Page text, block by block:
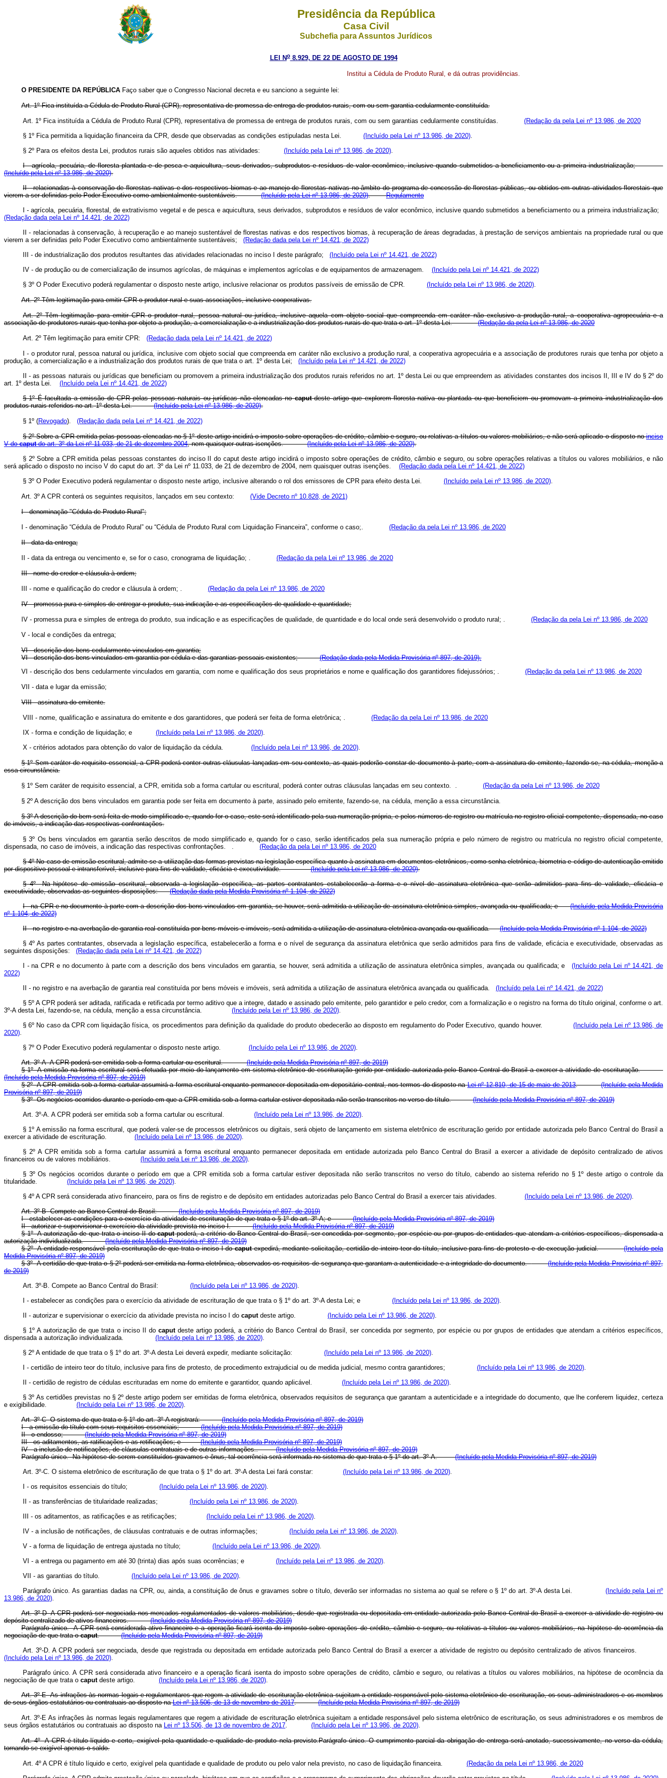
Presidência da República
Casa Civil
Subchefia para Assuntos Jurídicos
LEI No8.929, DE 22 DE AGOSTO DE 1994
Institui a Cédula de Produto Rural, e dá outras providências.
O PRESIDENTE DA REPÚBLICA Faço saber que o Congresso Nacional decreta e eu sanciono a seguinte lei:
Art. 1º Fica instituída a Cédula de Produto Rural (CPR), representativa de promessa de entrega de produtos rurais, com ou sem garantia cedularmente constituída.
Art. 1º Fica instituída a Cédula de Produto Rural (CPR), representativa de promessa de entrega de produtos rurais, com ou sem garantias cedularmente constituídas.
(Redação da pela Lei nº 13.986, de 2020
§ 1º Fica permitida a liquidação financeira da CPR, desde que observadas as condições estipuladas nesta Lei.
(Incluído pela Lei nº 13.986, de 2020).
§ 2º Para os efeitos desta Lei, produtos rurais são aqueles obtidos nas atividades:
(Incluído pela Lei nº 13.986, de 2020).
I - agrícola, pecuária, de floresta plantada e de pesca e aquicultura, seus derivados, subprodutos e resíduos de valor econômico, inclusive quando submetidos a beneficiamento ou a primeira industrialização;
(Incluído pela Lei nº 13.986, de 2020).
II - relacionadas à conservação de florestas nativas e dos respectivos biomas e ao manejo de florestas nativas no âmbito do programa de concessão de florestas públicas, ou obtidos em outras atividades florestais que
vierem a ser definidas pelo Poder Executivo como ambientalmente sustentáveis.
(Incluído pela Lei nº 13.986, de 2020).Regulamento
I - agrícola, pecuária, florestal , de extrativismo vegetal e de pesca e aquicultura, seus derivados, subprodutos e resíduos de valor econômico, inclusive quando submetidos a beneficiamento ou a primeira industrialização;
(Redação dada pela Lei nº 14.421, de 2022)
II - relacionadas à conservação, à recuperação e ao manejo sustentável de florestas nativas e dos respectivos biomas, à recuperação de áreas degradadas, à prestação de serviços ambientais na propriedade rural ou que
vierem a ser definidas pelo Poder Executivo como ambientalmente sustentáveis; (Redação dada pela Lei nº 14.421, de 2022)
III - de industrialização dos produtos resultantes das atividades relacionadas no inciso I deste parágrafo; (Incluído pela Lei nº 14.421, de 2022)
IV - de produção ou de comercialização de insumos agrícolas, de máquinas e implementos agrícolas e de equipamentos de armazenagem. (Incluído pela Lei nº 14.421, de 2022)
§ 3º O Poder Executivo poderá regulamentar o disposto neste artigo, inclusive relacionar os produtos passíveis de emissão de CPR.
(Incluído pela Lei nº 13.986, de 2020).
Art. 2º Têm legitimação para emitir CPR o produtor rural e suas associações, inclusive cooperativas.
Art. 2º Têm legitimação para emitir CPR o produtor rural, pessoa natural ou jurídica, inclusive aquela com objeto social que compreenda em caráter não exclusivo a produção rural, a cooperativa agropecuária e a
associação de produtores rurais que tenha por objeto a produção, a comercialização e a industrialização dos produtos rurais de que trata o art. 1º desta Lei.
(Redação da pela Lei nº 13.986, de 2020
Art. 2º Têm legitimação para emitir CPR: (Redação dada pela Lei nº 14.421, de 2022)
I - o produtor rural, pessoa natural ou jurídica, inclusive com objeto social que compreenda em caráter não exclusivo a produção rural, a cooperativa agropecuária e a associação de produtores rurais que tenha por objeto a
produção, a comercialização e a industrialização dos produtos rurais de que trata o art. 1º desta Lei; (Incluído pela Lei nº 14.421, de 2022)
II - as pessoas naturais ou jurídicas que beneficiam ou promovem a primeira industrialização dos produtos rurais referidos no art. 1º desta Lei ou que empreendem as atividades constantes dos incisos II, III e IV do § 2º do
art. 1º desta Lei. (Incluído pela Lei nº 14.421, de 2022)
§ 1º É facultada a emissão de CPR pelas pessoas naturais ou jurídicas não elencadas nocaputdeste artigo que explorem floresta nativa ou plantada ou que beneficiem ou promovam a primeira industrialização dos
produtos rurais referidos no art. 1º desta Lei.
(Incluído pela Lei nº 13.986, de 2020).
§ 1º (Revogado). (Redação dada pela Lei nº 14.421, de 2022)
§ 2º Sobre a CPR emitida pelas pessoas elencadas no § 1º deste artigo incidirá o imposto sobre operações de crédito, câmbio e seguro, ou relativas a títulos ou valores mobiliários, e não será aplicado o disposto noinciso
V docaputdo art. 3º da Lei nº 11.033, de 21 de dezembro 2004, nem quaisquer outras isenções. (Incluído pela Lei nº 13.986, de 2020).
§ 2º Sobre a CPR emitida pelas pessoas constantes do inciso II do caputdeste artigo incidirá o imposto sobre operações de crédito, câmbio e seguro, ou sobre operações relativas a títulos ou valores mobiliários, e não
será aplicado o disposto no inciso V do caput do art. 3º da Lei nº 11.033, de 21 de dezembro de 2004, nem quaisquer outras isenções. (Redação dada pela Lei nº 14.421, de 2022)
§ 3º O Poder Executivo poderá regulamentar o disposto neste artigo, inclusive alterando o rol dos emissores de CPR para efeito desta Lei.
(Incluído pela Lei nº 13.986, de 2020).
Art. 3º A CPR conterá os seguintes requisitos, lançados em seu contexto: (Vide Decreto nº 10.828, de 2021)
I - denominação "Cédula de Produto Rural";
I - denominação “Cédula de Produto Rural” ou “Cédula de Produto Rural com Liquidação Financeira”, conforme o caso;. (Redação da pela Lei nº 13.986, de 2020
II - data da entrega;
II - data da entrega ou vencimento e, se for o caso, cronograma de liquidação; . (Redação da pela Lei nº 13.986, de 2020
III - nome do credor e cláusula à ordem;
III - nome e qualificação do credor e cláusula à ordem; . (Redação da pela Lei nº 13.986, de 2020
IV - promessa pura e simples de entregar o produto, sua indicação e as especificações de qualidade e quantidade;
IV - promessa pura e simples de entrega do produto, sua indicação e as especificações de qualidade, de quantidade e do local onde será desenvolvido o produto rural; . (Redação da pela Lei nº 13.986, de 2020
V - local e condições da entrega;
VI - descrição dos bens cedularmente vinculados em garantia;
VI - descrição dos bens vinculados em garantia por cédula e das garantias pessoais existentes;(Redação dada pela Medida Provisória nº 897, de 2019).
VI - descrição dos bens cedularmente vinculados em garantia, com nome e qualificação dos seus proprietários e nome e qualificação dos garantidores fidejussórios; . (Redação da pela Lei nº 13.986, de 2020
VII - data e lugar da emissão;
VIII - assinatura do emitente.
VIII - nome, qualificação e assinatura do emitente e dos garantidores, que poderá ser feita de forma eletrônica; .
(Redação da pela Lei nº 13.986, de 2020
IX - forma e condição de liquidação; e
(Incluído pela Lei nº 13.986, de 2020).
X - critérios adotados para obtenção do valor de liquidação da cédula.
(Incluído pela Lei nº 13.986, de 2020).
§ 1º Sem caráter de requisito essencial, a CPR poderá conter outras cláusulas lançadas em seu contexto, as quais poderão constar de documento à parte, com a assinatura do emitente, fazendo-se, na cédula, menção a
essa circunstância.
§ 1º Sem caráter de requisito essencial, a CPR, emitida sob a forma cartular ou escritural, poderá conter outras cláusulas lançadas em seu contexto. . (Redação da pela Lei nº 13.986, de 2020
§ 2º A descrição dos bens vinculados em garantia pode ser feita em documento à parte, assinado pelo emitente, fazendo-se, na cédula, menção a essa circunstância.
§ 3º A descrição do bem será feita de modo simplificado e, quando for o caso, este será identificado pela sua numeração própria, e pelos números de registro ou matrícula no registro oficial competente, dispensada, no caso
de imóveis, a indicação das respectivas confrontações.
§ 3º Os bens vinculados em garantia serão descritos de modo simplificado e, quando for o caso, serão identificados pela sua numeração própria e pelo número de registro ou matrícula no registro oficial competente,
dispensada, no caso de imóveis, a indicação das respectivas confrontações.
.
(Redação da pela Lei nº 13.986, de 2020
§ 4º No caso de emissão escritural, admite-se a utilização das formas previstas na legislação específica quanto à assinatura em documentos eletrônicos, como senha eletrônica, biometria e código de autenticação emitido
por dispositivo pessoal e intransferível, inclusive para fins de validade, eficácia e executividade.
(Incluído pela Lei nº 13.986, de 2020).
§ 4º Na hipótese de emissão escritural, observada a legislação específica, as partes contratantes estabelecerão a forma e o nível de assinatura eletrônica que serão admitidos para fins de validade, eficácia e
executividade, observadas as seguintes disposições:(Redação dada pela Medida Provisória nº 1.104, de 2022)
I - na CPR e no documento à parte com a descrição dos bens vinculados em garantia, se houver, será admitida a utilização de assinatura eletrônica simples, avançada ou qualificada; e(Incluído pela Medida Provisória
nº 1.104, de 2022)
II - no registro e na averbação de garantia real constituída por bens móveis e imóveis, será admitida a utilização de assinatura eletrônica avançada ou qualificada.(Incluído pela Medida Provisória nº 1.104, de 2022)
§ 4º As partes contratantes, observada a legislação específica, estabelecerão a forma e o nível de segurança da assinatura eletrônica que serão admitidos para fins de validade, eficácia e executividade, observadas as
seguintes disposições: (Redação dada pela Lei nº 14.421, de 2022)
I - na CPR e no documento à parte com a descrição dos bens vinculados em garantia, se houver, será admitida a utilização de assinatura eletrônica simples, avançada ou qualificada; e(Incluído pela Lei nº 14.421, de
2022)
II - no registro e na averbação de garantia real constituída por bens móveis e imóveis, será admitida a utilização de assinatura eletrônica avançada ou qualificada. (Incluído pela Lei nº 14.421, de 2022)
§ 5º A CPR poderá ser aditada, ratificada e retificada por termo aditivo que a integre, datado e assinado pelo emitente, pelo garantidor e pelo credor, com a formalização e o registro na forma do título original, conforme o art.
3º-A desta Lei, fazendo-se, na cédula, menção a essa circunstância.
(Incluído pela Lei nº 13.986, de 2020).
§ 6º No caso da CPR com liquidação física, os procedimentos para definição da qualidade do produto obedecerão ao disposto em regulamento do Poder Executivo, quando houver.
(Incluído pela Lei nº 13.986, de
2020).
§ 7º O Poder Executivo poderá regulamentar o disposto neste artigo.
(Incluído pela Lei nº 13.986, de 2020).
Art. 3º-A A CPR poderá ser emitida sob a forma cartular ou escritural.(Incluído pela Medida Provisória nº 897, de 2019)
§ 1º A emissão na forma escritural será efetuada por meio do lançamento em sistema eletrônico de escrituração gerido por entidade autorizada pelo Banco Central do Brasil a exercer a atividade de escrituração.
(Incluído pela Medida Provisória nº 897, de 2019)
§ 2º A CPR emitida sob a forma cartular assumirá a forma escritural enquanto permanecer depositada em depositário central, nos termos do disposto naLei nº 12.810, de 15 de maio de 2013.(Incluído pela Medida
Provisória nº 897, de 2019)
§ 3º Os negócios ocorridos durante o período em que a CPR emitida sob a forma cartular estiver depositada não serão transcritos no verso do título.(Incluído pela Medida Provisória nº 897, de 2019)
Art. 3º-A. A CPR poderá ser emitida sob a forma cartular ou escritural.
(Incluído pela Lei nº 13.986, de 2020).
§ 1º A emissão na forma escritural, que poderá valer-se de processos eletrônicos ou digitais, será objeto de lançamento em sistema eletrônico de escrituração gerido por entidade autorizada pelo Banco Central do Brasil a
exercer a atividade de escrituração.
(Incluído pela Lei nº 13.986, de 2020).
§ 2º A CPR emitida sob a forma cartular assumirá a forma escritural enquanto permanecer depositada em entidade autorizada pelo Banco Central do Brasil a exercer a atividade de depósito centralizado de ativos
financeiros ou de valores mobiliários.
(Incluído pela Lei nº 13.986, de 2020).
§ 3º Os negócios ocorridos durante o período em que a CPR emitida sob a forma cartular estiver depositada não serão transcritos no verso do título, cabendo ao sistema referido no § 1º deste artigo o controle da
titularidade.
(Incluído pela Lei nº 13.986, de 2020).
§ 4º A CPR será considerada ativo financeiro, para os fins de registro e de depósito em entidades autorizadas pelo Banco Central do Brasil a exercer tais atividades.
(Incluído pela Lei nº 13.986, de 2020).
Art. 3º-B Compete ao Banco Central do Brasil:(Incluído pela Medida Provisória nº 897, de 2019)
I - estabelecer as condições para o exercício da atividade de escrituração de que trata o § 1º do art. 3º-A; e(Incluído pela Medida Provisória nº 897, de 2019)
II - autorizar e supervisionar o exercício da atividade prevista no inciso I.
(Incluído pela Medida Provisória nº 897, de 2019)
§ 1º A autorização de que trata o inciso II docaputpoderá, a critério do Banco Central do Brasil, ser concedida por segmento, por espécie ou por grupos de entidades que atendam a critérios específicos, dispensada a
autorização individualizada.(Incluído pela Medida Provisória nº 897, de 2019)
§ 2º A entidade responsável pela escrituração de que trata o inciso I docaputexpedirá, mediante solicitação, certidão de inteiro teor do título, inclusive para fins de protesto e de execução judicial.
(Incluído pela
Medida Provisória nº 897, de 2019)
§ 3º A certidão de que trata o § 2º poderá ser emitida na forma eletrônica, observados os requisitos de segurança que garantam a autenticidade e a integridade do documento.
(Incluído pela Medida Provisória nº 897,
de 2019)
Art. 3º-B. Compete ao Banco Central do Brasil:
(Incluído pela Lei nº 13.986, de 2020).
I - estabelecer as condições para o exercício da atividade de escrituração de que trata o § 1º do art. 3º-A desta Lei; e
(Incluído pela Lei nº 13.986, de 2020).
II - autorizar e supervisionar o exercício da atividade prevista no inciso I do caput deste artigo. (Incluído pela Lei nº 13.986, de 2020).
§ 1º A autorização de que trata o inciso II do caput deste artigo poderá, a critério do Banco Central do Brasil, ser concedida por segmento, por espécie ou por grupos de entidades que atendam a critérios específicos,
dispensada a autorização individualizada.
(Incluído pela Lei nº 13.986, de 2020).
§ 2º A entidade de que trata o § 1º do art. 3º-A desta Lei deverá expedir, mediante solicitação:
(Incluído pela Lei nº 13.986, de 2020).
I - certidão de inteiro teor do título, inclusive para fins de protesto, de procedimento extrajudicial ou de medida judicial, mesmo contra garantidores;
(Incluído pela Lei nº 13.986, de 2020).
II - certidão de registro de cédulas escrituradas em nome do emitente e garantidor, quando aplicável.
(Incluído pela Lei nº 13.986, de 2020).
§ 3º As certidões previstas no § 2º deste artigo podem ser emitidas de forma eletrônica, observados requisitos de segurança que garantam a autenticidade e a integridade do documento, que lhe conferem liquidez, certeza
e exigibilidade.
(Incluído pela Lei nº 13.986, de 2020).
Art. 3º-C O sistema de que trata o § 1º do art. 3º-A registrará:(Incluído pela Medida Provisória nº 897, de 2019)
I - a emissão do título com seus requisitos essenciais;(Incluído pela Medida Provisória nº 897, de 2019)
II - o endosso;(Incluído pela Medida Provisória nº 897, de 2019)
III - os aditamentos, as ratificações e as retificações; e(Incluído pela Medida Provisória nº 897, de 2019)
IV - a inclusão de notificações, de cláusulas contratuais e de outras informações..
(Incluído pela Medida Provisória nº 897, de 2019)
Parágrafo único. Na hipótese de serem constituídos gravames e ônus, tal ocorrência será informada no sistema de que trata o § 1º do art. 3º-A.
(Incluído pela Medida Provisória nº 897, de 2019)
Art. 3º-C. O sistema eletrônico de escrituração de que trata o § 1º do art. 3º-A desta Lei fará constar:
(Incluído pela Lei nº 13.986, de 2020).
I - os requisitos essenciais do título;
(Incluído pela Lei nº 13.986, de 2020).
II - as transferências de titularidade realizadas;
(Incluído pela Lei nº 13.986, de 2020).
III - os aditamentos, as ratificações e as retificações;
(Incluído pela Lei nº 13.986, de 2020).
IV - a inclusão de notificações, de cláusulas contratuais e de outras informações;
(Incluído pela Lei nº 13.986, de 2020).
V - a forma de liquidação de entrega ajustada no título;
(Incluído pela Lei nº 13.986, de 2020).
VI - a entrega ou pagamento em até 30 (trinta) dias após suas ocorrências; e
(Incluído pela Lei nº 13.986, de 2020).
VII - as garantias do título.
(Incluído pela Lei nº 13.986, de 2020).
Parágrafo único. As garantias dadas na CPR, ou, ainda, a constituição de ônus e gravames sobre o título, deverão ser informadas no sistema ao qual se refere o § 1º do art. 3º-A desta Lei.
(Incluído pela Lei nº
13.986, de 2020).
Art. 3º-D A CPR poderá ser negociada nos mercados regulamentados de valores mobiliários, desde que registrada ou depositada em entidade autorizada pelo Banco Central do Brasil a exercer a atividade de registro ou
depósito centralizado de ativos financeiros.(Incluído pela Medida Provisória nº 897, de 2019)
Parágrafo único. A CPR será considerada ativo financeiro e a operação ficará isenta do imposto sobre operações de crédito, câmbio e seguro, ou relativas a títulos ou valores mobiliários, na hipótese de ocorrência da
negociação de que trata ocaput.(Incluído pela Medida Provisória nº 897, de 2019)
Art. 3º-D. A CPR poderá ser negociada, desde que registrada ou depositada em entidade autorizada pelo Banco Central do Brasil a exercer a atividade de registro ou depósito centralizado de ativos financeiros.
(Incluído pela Lei nº 13.986, de 2020).
Parágrafo único. A CPR será considerada ativo financeiro e a operação ficará isenta do imposto sobre operações de crédito, câmbio e seguro, ou relativas a títulos ou valores mobiliários, na hipótese de ocorrência da
negociação de que trata o caput deste artigo. (Incluído pela Lei nº 13.986, de 2020).
Art. 3º-E As infrações às normas legais e regulamentares que regem a atividade de escrituração eletrônica sujeitam a entidade responsável pelo sistema eletrônico de escrituração, os seus administradores e os membros
de seus órgãos estatutários ou contratuais ao disposto naLei nº 13.506, de 13 de novembro de 2017.(Incluído pela Medida Provisória nº 897, de 2019)
Art. 3º-E As infrações às normas legais regulamentares que regem a atividade de escrituração eletrônica sujeitam a entidade responsável pelo sistema eletrônico de escrituração, os seus administradores e os membros de
seus órgãos estatutários ou contratuais ao disposto na Lei nº 13.506, de 13 de novembro de 2017. (Incluído pela Lei nº 13.986, de 2020).
Art. 4º A CPR é título líquido e certo, exigível pela quantidade e qualidade de produto nela previsto.Parágrafo único. O cumprimento parcial da obrigação de entrega será anotado, sucessivamente, no verso da cédula,
tornando-se exigível apenas o saldo.
Art. 4º A CPR é título líquido e certo, exigível pela quantidade e qualidade de produto ou pelo valor nela previsto, no caso de liquidação financeira.
(Redação da pela Lei nº 13.986, de 2020